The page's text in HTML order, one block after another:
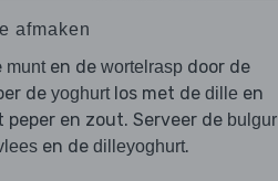
afmaken
munt en de wortelrasp door de
de yoghurt los met de dille en
peper en zout. Serveer de bulgur
en de dilleyoghurt.